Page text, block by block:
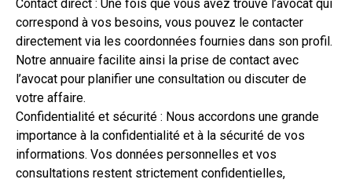
Contact direct : Une fois que vous avez trouvé l’avocat qui
correspond à vos besoins, vous pouvez le contacter
directement via les coordonnées fournies dans son profil.
Notre annuaire facilite ainsi la prise de contact avec
l’avocat pour planifier une consultation ou discuter de
votre affaire.
Confidentialité et sécurité : Nous accordons une grande
importance à la confidentialité et à la sécurité de vos
informations. Vos données personnelles et vos
consultations restent strictement confidentielles,